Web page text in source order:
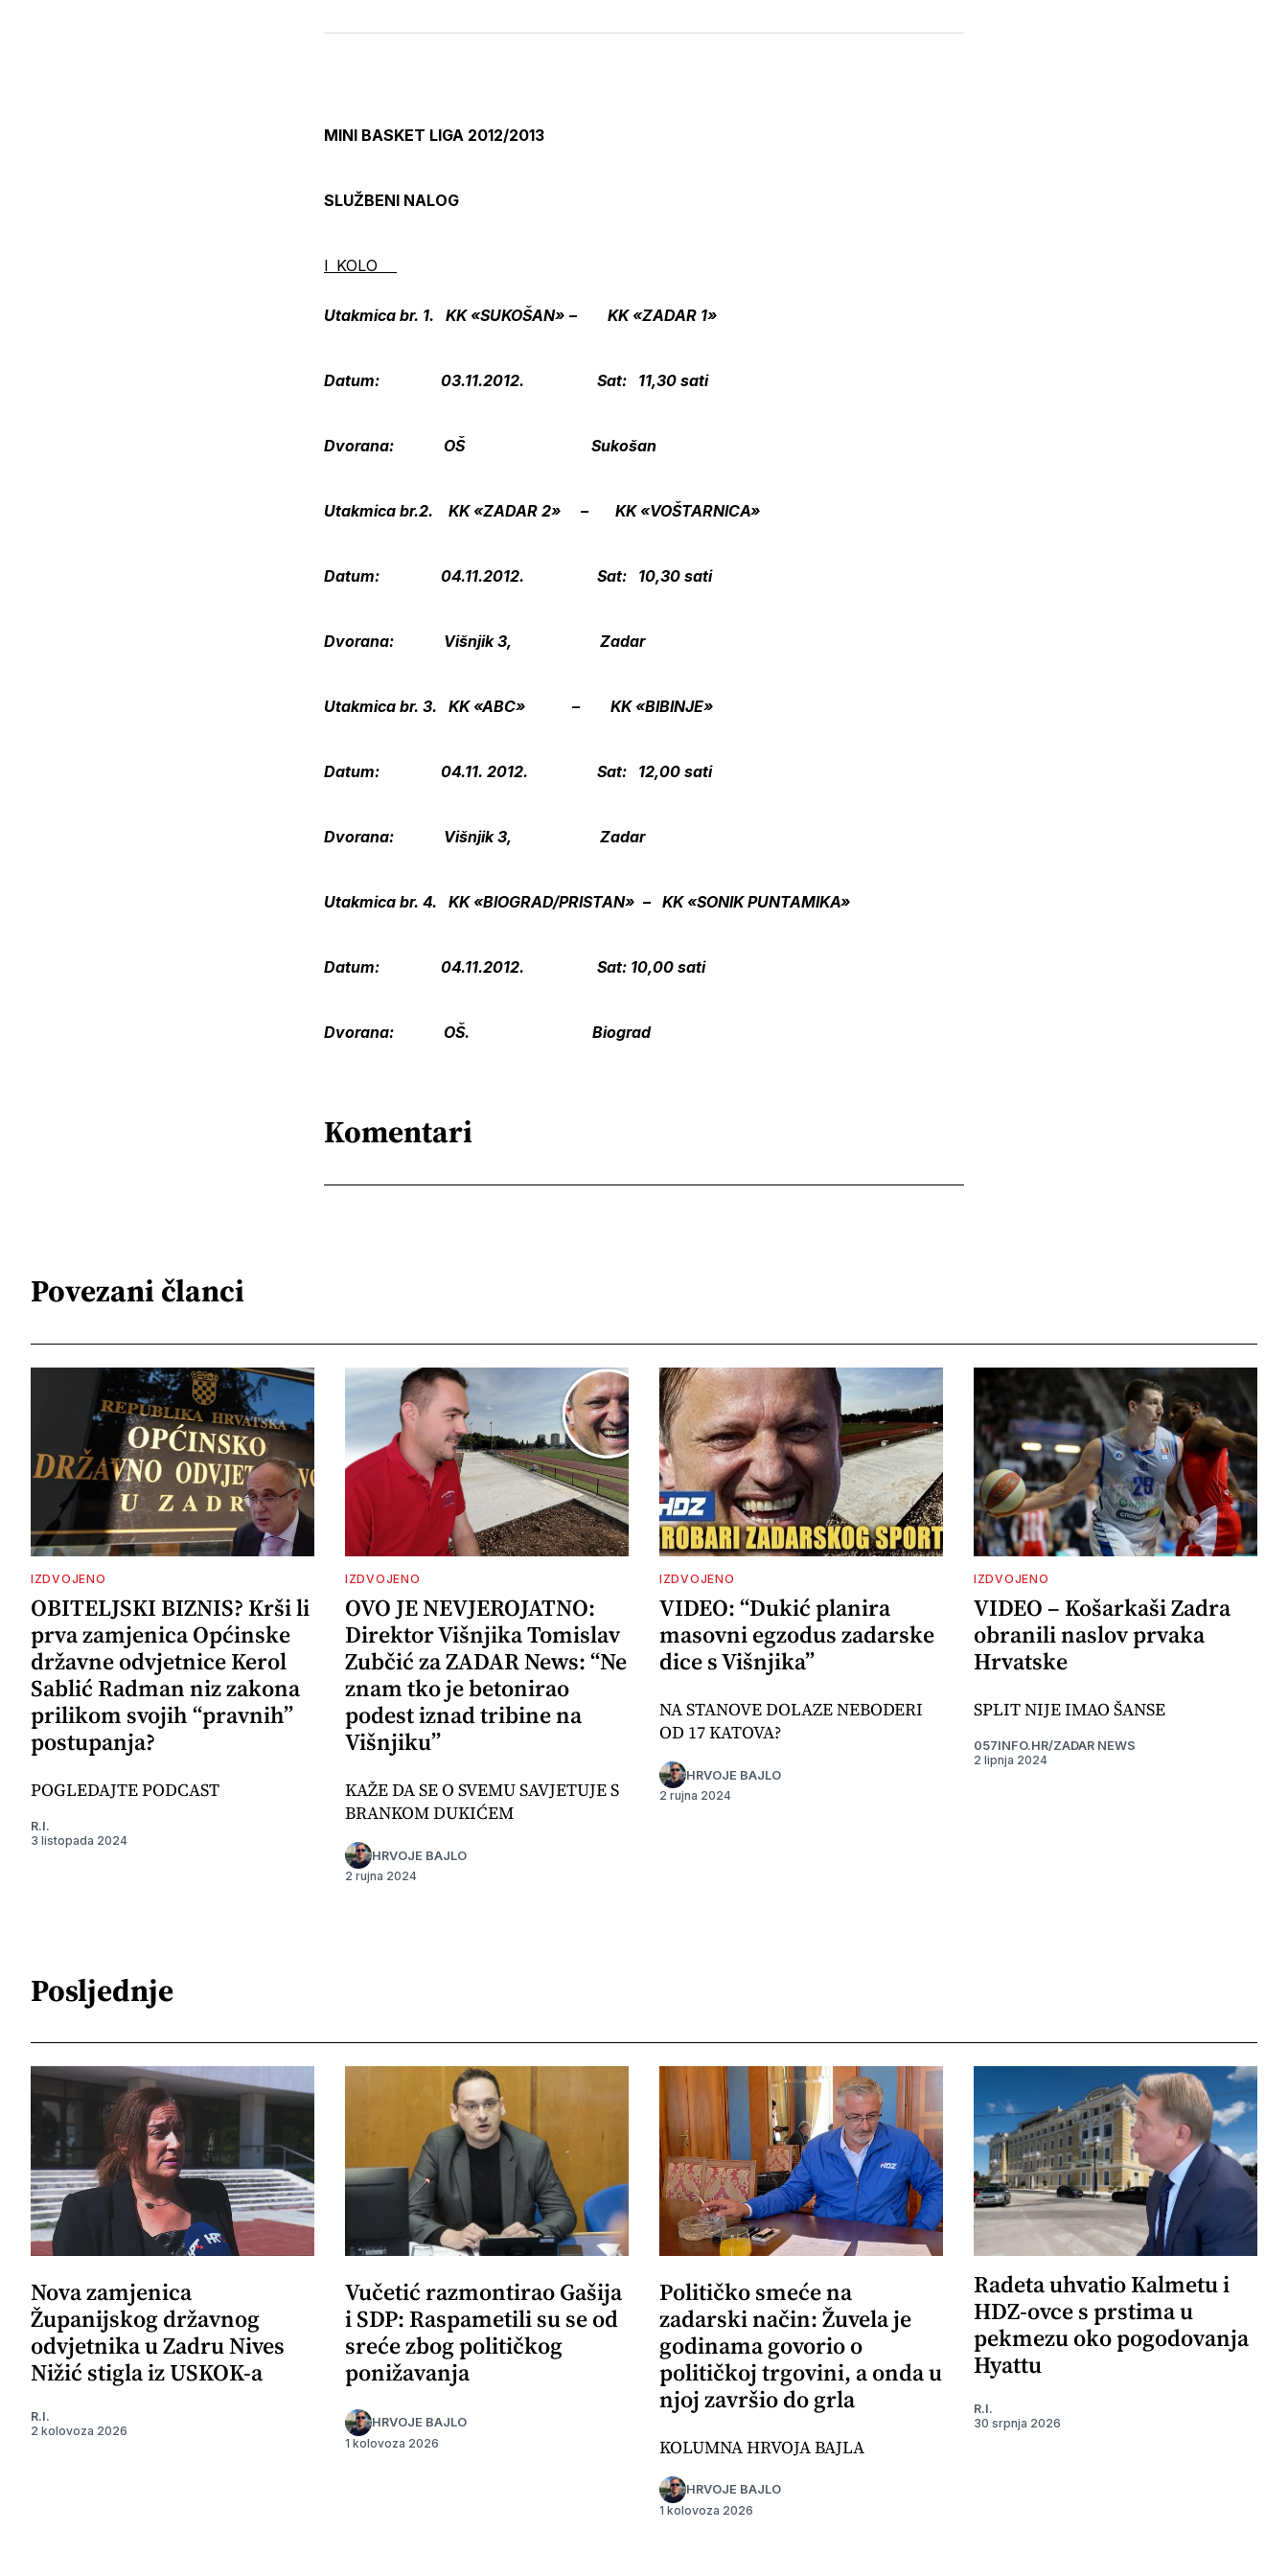
FacebookLinkedIn maila
MINI BASKET LIGA 2012/2013
SLUŽBENI NALOG
I KOLO
Utakmica br. 1. KK «SUKOŠAN» – KK «ZADAR 1»
Datum: 03.11.2012. Sat: 11,30 sati
Dvorana: OŠ Sukošan
Utakmica br.2. KK «ZADAR 2» – KK «VOŠTARNICA»
Datum: 04.11.2012. Sat: 10,30 sati
Dvorana: Višnjik 3, Zadar
Utakmica br. 3. KK «ABC» – KK «BIBINJE»
Datum: 04.11. 2012. Sat: 12,00 sati
Dvorana: Višnjik 3, Zadar
Utakmica br. 4. KK «BIOGRAD/PRISTAN» – KK «SONIK PUNTAMIKA»
Datum: 04.11.2012. Sat: 10,00 sati
Dvorana: OŠ. Biograd
Komentari
Povezani članci
IZDVOJENO
OBITELJSKI BIZNIS? Krši li
prva zamjenica Općinske
državne odvjetnice Kerol
Sablić Radman niz zakona
prilikom svojih “pravnih”
postupanja?
POGLEDAJTE PODCAST
R.I.
3 listopada 2024
IZDVOJENO
OVO JE NEVJEROJATNO:
Direktor Višnjika Tomislav
Zubčić za ZADAR News: “Ne
znam tko je betonirao
podest iznad tribine na
Višnjiku”
KAŽE DA SE O SVEMU SAVJETUJE S
BRANKOM DUKIĆEM
HRVOJE BAJLO
2 rujna 2024
IZDVOJENO
VIDEO: “Dukić planira
masovni egzodus zadarske
dice s Višnjika”
NA STANOVE DOLAZE NEBODERI
OD 17 KATOVA?
HRVOJE BAJLO
2 rujna 2024
IZDVOJENO
VIDEO – Košarkaši Zadra
obranili naslov prvaka
Hrvatske
SPLIT NIJE IMAO ŠANSE
057INFO.HR/ZADAR NEWS
2 lipnja 2024
Posljednje
Nova zamjenica
Županijskog državnog
odvjetnika u Zadru Nives
Nižić stigla iz USKOK-a
R.I.
2 kolovoza 2026
Vučetić razmontirao Gašija
i SDP: Raspametili su se od
sreće zbog političkog
ponižavanja
HRVOJE BAJLO
1 kolovoza 2026
Političko smeće na
zadarski način: Žuvela je
godinama govorio o
političkoj trgovini, a onda u
njoj završio do grla
KOLUMNA HRVOJA BAJLA
HRVOJE BAJLO
1 kolovoza 2026
Radeta uhvatio Kalmetu i
HDZ-ovce s prstima u
pekmezu oko pogodovanja
Hyattu
R.I.
30 srpnja 2026